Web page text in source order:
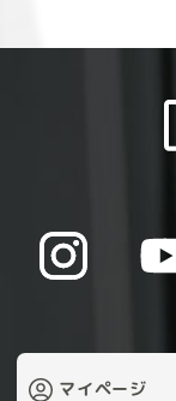
マイページ